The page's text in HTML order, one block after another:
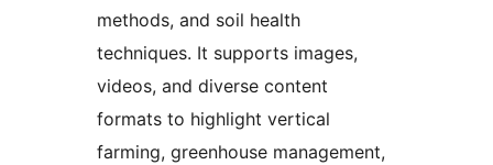
methods, and soil health
techniques. It supports images,
videos, and diverse content
formats to highlight vertical
farming, greenhouse management,